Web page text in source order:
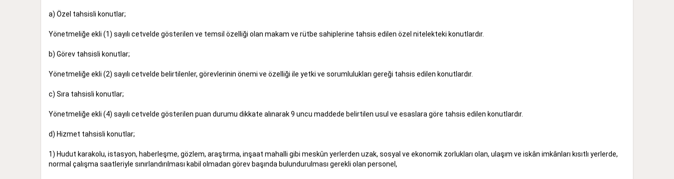
a) Özel tahsisli konutlar;
Yönetmeliğe ekli (1) sayılı cetvelde gösterilen ve temsil özelliği olan makam ve rütbe sahiplerine tahsis edilen özel nitelekteki konutlardır.
b) Görev tahsisli konutlar;
Yönetmeliğe ekli (2) sayılı cetvelde belirtilenler, görevlerinin önemi ve özelliği ile yetki ve sorumlulukları gereği tahsis edilen konutlardır.
c) Sıra tahsisli konutlar;
Yönetmeliğe ekli (4) sayılı cetvelde gösterilen puan durumu dikkate alınarak 9 uncu maddede belirtilen usul ve esaslara göre tahsis edilen konutlardır.
d) Hizmet tahsisli konutlar;
1) Hudut karakolu, istasyon, haberleşme, gözlem, araştırma, inşaat mahalli gibi meskûn yerlerden uzak, sosyal ve ekonomik zorlukları olan, ulaşım ve iskân imkânları kısıtlı yerlerde,
normal çalışma saatleriyle sınırlandırılması kabil olmadan görev başında bulundurulması gerekli olan personel,